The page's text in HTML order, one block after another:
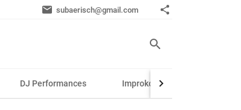
subaerisch@gmail.com
DJ Performances Improkonzerte